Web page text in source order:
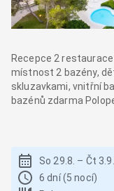
Recepce 2
místnost 2 bazény,
skluzavkami, vnitřní
bazénů zdarma
So 29.8. – Čt
6 dní (5 nocí)